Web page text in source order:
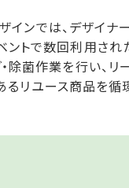
インでは、デザイナ
ントで数回利用され
除菌作業を行い、
リユース商品を循